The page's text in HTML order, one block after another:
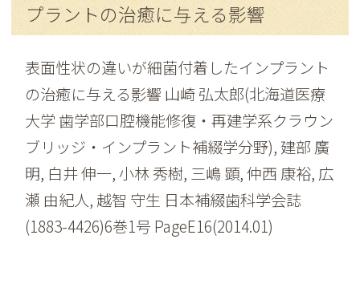
プラントの治癒に与える影響
表面性状の違いが細菌付着したインプラント
の治癒に与える影響 山崎 弘太郎(北海道医療
大学 歯学部口腔機能修復・再建学系クラウン
ブリッジ・インプラント補綴学分野), 建部 廣
明, 白井 伸一, 小林 秀樹, 三嶋 顕, 仲西 康裕, 広
瀬 由紀人, 越智 守生 日本補綴歯科学会誌
(1883-4426)6巻1号 PageE16(2014.01)